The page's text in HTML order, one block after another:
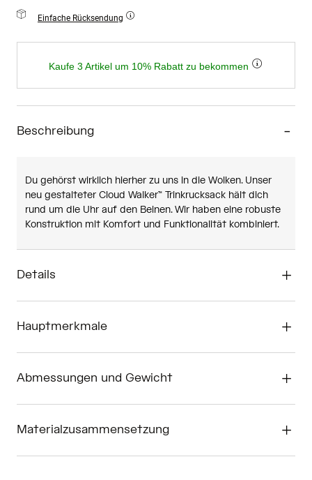
Einfache Rücksendung
Kaufe 3 Artikel um 10% Rabatt zu bekommen
Beschreibung
Du gehörst wirklich hierher zu uns in die Wolken. Unser
neu gestalteter Cloud Walker™ Trinkrucksack hält dich
rund um die Uhr auf den Beinen. Wir haben eine robuste
Konstruktion mit Komfort und Funktionalität kombiniert.
Details
Hauptmerkmale
Abmessungen und Gewicht
Materialzusammensetzung